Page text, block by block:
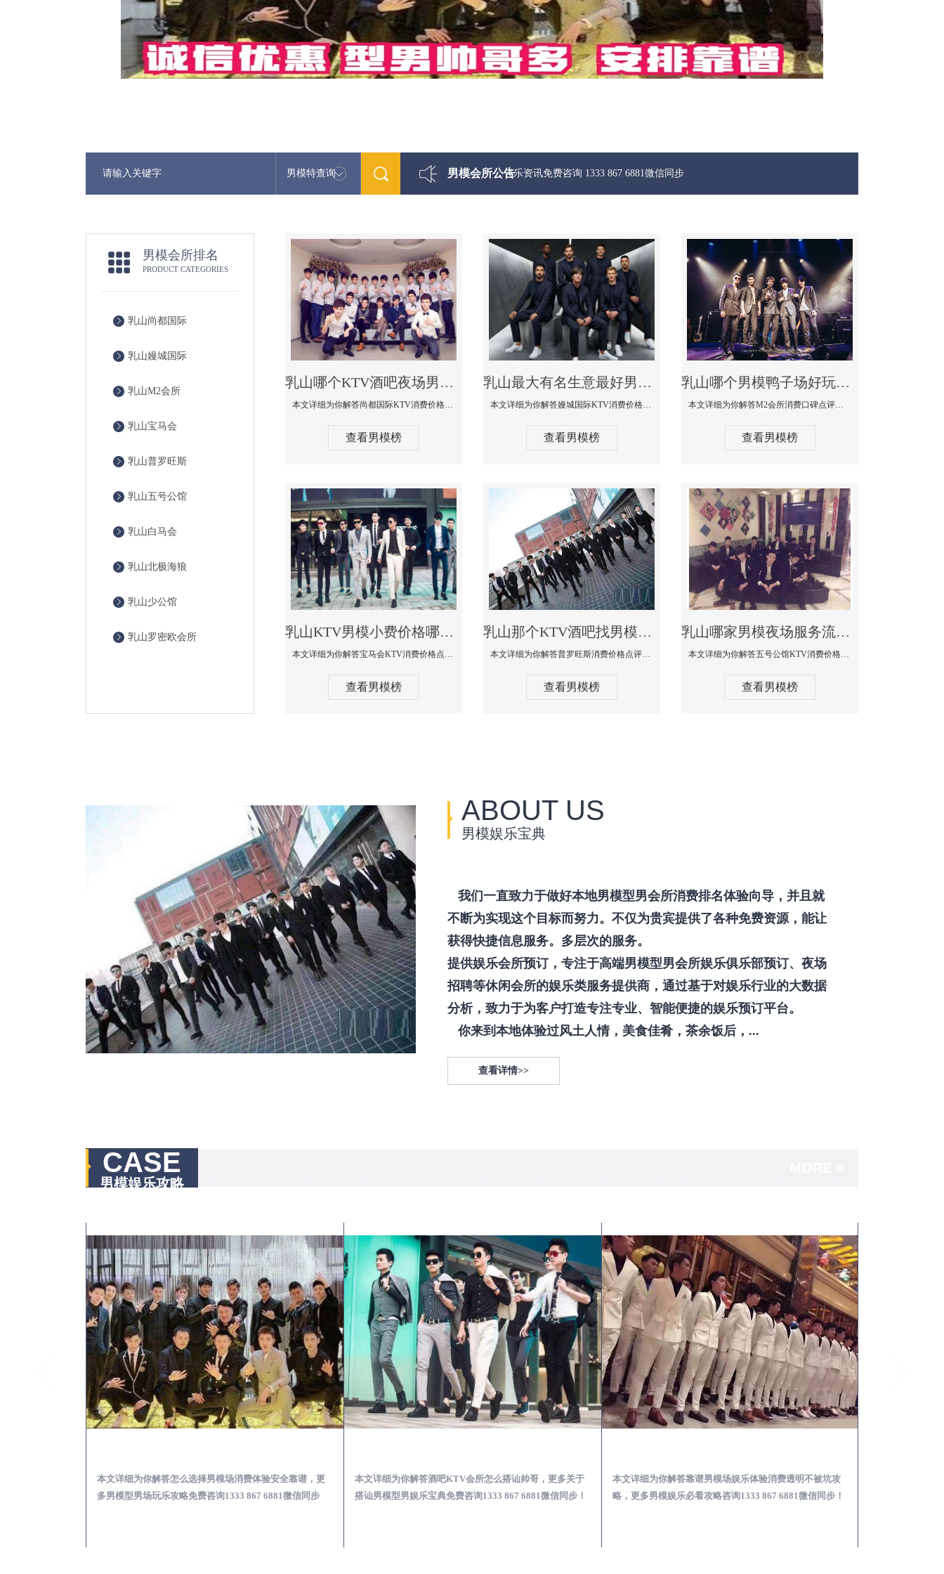
男模特查询 男模会所公告
最新男模娱乐资讯免费咨询 1333 867 6881微信同步
男模会所排名
PRODUCT CATEGORIES
乳山尚都国际
乳山嫚城国际
乳山M2会所
乳山宝马会
乳山普罗旺斯
乳山五号公馆
乳山白马会
乳山北极海狼
乳山少公馆
乳山罗密欧会所
乳山哪个KTV酒吧夜场男模公关型男最帅-尚都国际KTV消费价格点评
本文详细为你解答尚都国际KTV消费价格点评，更多关于哪个KTV酒吧夜场男模公关型男最帅免费咨询1333 867 6881微信同步
查看男模榜
乳山最大有名生意最好男模少爷场KTV体验-嫚城国际KTV消费价格点评
本文详细为你解答嫚城国际KTV消费价格口碑点评，更多关于最大有名生意最好男模少爷场KTV体验免费咨询1333 867 6881微信同步！
查看男模榜
乳山哪个男模鸭子场好玩陪酒服务好-M2会所KTV消费口碑点评
本文详细为你解答M2会所消费口碑点评，更多关于哪个男模鸭子场好玩陪酒服务好免费咨询1333 867 6881微信同步！
查看男模榜
乳山KTV男模小费价格哪家便宜-宝马会KTV消费口碑点评
本文详细为你解答宝马会KTV消费价格点评，更多关于KTV男模小费价格哪家便宜免费咨询1333 867 6881微信同步！
查看男模榜
乳山那个KTV酒吧找男模帅哥男妓多-普罗旺斯KTV真实口碑点评
本文详细为你解答普罗旺斯消费价格点评，更多关于那个KTV酒吧找男模帅哥最多免费咨询1333 867 6881微信同步！
查看男模榜
乳山哪家男模夜场服务流程全面-五号公馆KTV消费价格点评
本文详细为你解答五号公馆KTV消费价格，更多关于哪家男模夜场服务流程全面免费咨询1333 867 6881微信同步！
查看男模榜
ABOUT US
男模娱乐宝典
我们一直致力于做好本地男模型男会所消费排名体验向导，并且就
不断为实现这个目标而努力。不仅为贵宾提供了各种免费资源，能让
获得快捷信息服务。多层次的服务。
提供娱乐会所预订，专注于高端男模型男会所娱乐俱乐部预订、夜场
招聘等休闲会所的娱乐类服务提供商，通过基于对娱乐行业的大数据
分析，致力于为客户打造专注专业、智能便捷的娱乐预订平台。
你来到本地体验过风土人情，美食佳肴，茶余饭后，...
查看详情>>
CASE
男模娱乐攻略
本文详细为你解答怎么选择男模场消费体验安全靠谱，更
多男模型男场玩乐攻略免费咨询1333 867 6881微信同步
本文详细为你解答酒吧KTV会所怎么搭讪帅哥，更多关于
搭讪男模型男娱乐宝典免费咨询1333 867 6881微信同步！
本文详细为你解答靠谱男模场娱乐体验消费透明不被坑攻
略，更多男模娱乐必看攻略咨询1333 867 6881微信同步！